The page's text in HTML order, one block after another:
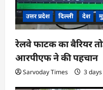
उत्तर प्रदेश दिल्ली देश
रेलवे फाटक का बैरियर
आरपीएफ ने की पहचान
Sarvoday Times 3